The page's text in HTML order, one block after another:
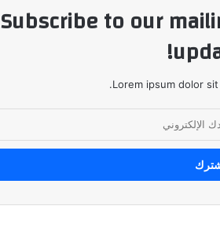
Subscribe to our
Lorem ipsum dolor